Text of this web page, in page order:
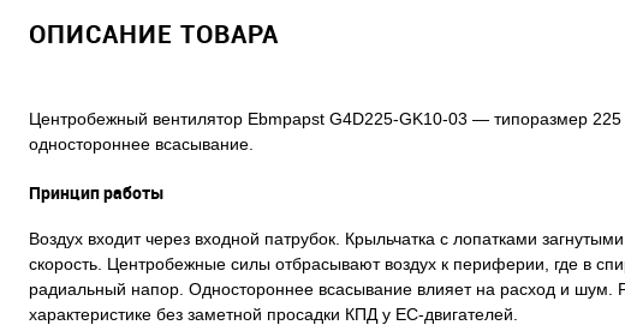
ОПИСАНИЕ ТОВАРА
Центробежный вентилятор Ebmpapst G4D225-GK10-03 — типоразмер
одностороннее всасывание.
Принцип работы
Воздух входит через входной патрубок. Крыльчатка с лопатками
скорость. Центробежные силы отбрасывают воздух к периферии, где в
радиальный напор. Одностороннее всасывание влияет на расход и шум.
характеристике без заметной просадки КПД у EC-двигателей.